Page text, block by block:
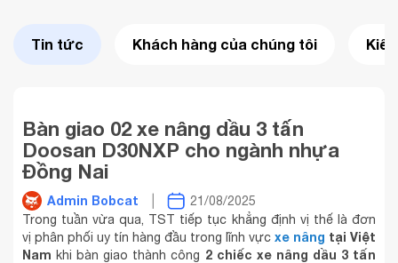
Tin tức Khách hàng của chúng tôi
Bàn giao 02 xe nâng dầu 3 tấn
Doosan D30NXP cho ngành nhựa
Đồng Nai
Admin Bobcat
21/08/2025
Trong tuần vừa qua, TST tiếp tục khẳng định vị thế là đơn
vị phân phối uy tín hàng đầu trong lĩnh vực xe nâng tại Việt
Nam khi bàn giao thành công 2 chiếc xe nâng dầu 3 tấn